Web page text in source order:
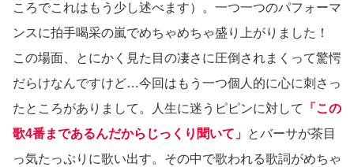
ころでこれはもう少し述べます）。一つ一つのパフォーマ
ンスに拍手喝采の嵐でめちゃめちゃ盛り上がりました！
この場面、とにかく見た目の凄さに圧倒されまくって驚愕
だらけなんですけど…今回はもう一つ個人的に心に刺さっ
たところがありまして。人生に迷うピピンに対して
「この
歌4番まであるんだからじっくり聞いて」 とバーサが茶目
っ気たっぷりに歌い出す。その中で歌われる歌詞がめちゃ